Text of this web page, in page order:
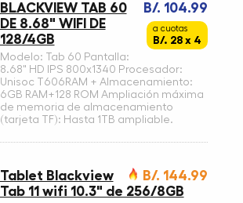
B/. 104.99
a cuotas
B/. 28 x 4
BLACKVIEW TAB 60
DE 8.68" WIFI DE
128/4GB
Modelo: Tab 60 Pantalla:
8.68" HD IPS 800x1340 Procesador:
Unisoc T606RAM + Almacenamiento:
6GB RAM+128 ROM Ampliación máxima
de memoria de almacenamiento
(tarjeta TF): Hasta 1TB ampliable.
B/. 144.99
Tablet Blackview
Tab 11 wifi 10.3" de 256/8GB